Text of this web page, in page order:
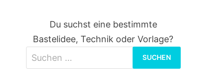
Du suchst eine bestimmte
Bastelidee, Technik oder Vorlage?
nach: